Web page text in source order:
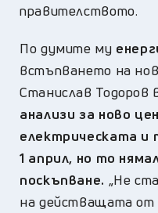
правителството.
По думите му
встъпването на
Станислав Тодоров
анализи за ново
електрическата и
1 април, но то
поскъпване. „Не
на действащата от